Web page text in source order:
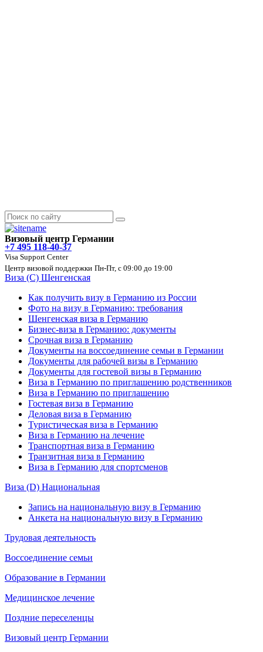
Визовый центр Германии
+7 495 118-40-37
Visa Support Center
Центр визовой поддержки Пн-Пт, с 09:00 до 19:00
Виза (C) Шенгенская
Как получить визу в Германию из России
Фото на визу в Германию: требования
Шенгенская виза в Германию
Бизнес-виза в Германию: документы
Срочная виза в Германию
Документы на воссоединение семьи в Германии
Документы для рабочей визы в Германию
Документы для гостевой визы в Германию
Виза в Германию по приглашению родственников
Виза в Германию по приглашению
Гостевая виза в Германию
Деловая виза в Германию
Туристическая виза в Германию
Виза в Германию на лечение
Транспортная виза в Германию
Транзитная виза в Германию
Виза в Германию для спортсменов
Виза (D) Национальная
Запись на национальную визу в Германию
Анкета на национальную визу в Германию
Трудовая деятельность
Воссоединение семьи
Образование в Германии
Медицинское лечение
Поздние переселенцы
Визовый центр Германии